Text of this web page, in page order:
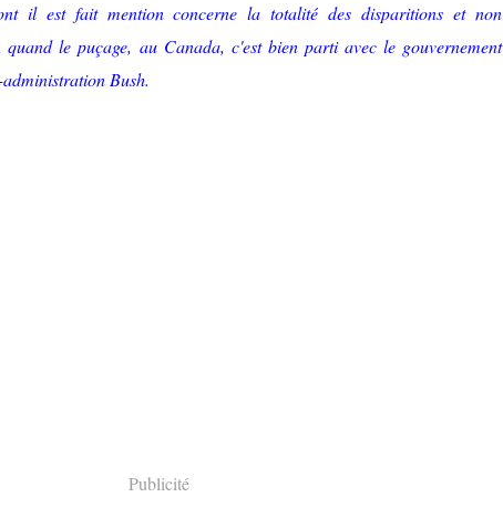
il est fait mention concerne la totalité des disparitions et non
quand le puçage, au Canada, c'est bien parti avec le gouvernement
Bush.
Publicité